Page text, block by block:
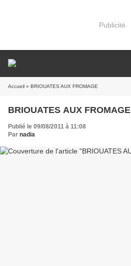
Publicité
Accueil » BRIOUATES AUX FROMAGE
BRIOUATES AUX FROMAGE
Publié le 09/08/2011 à 11:08
Par nadia